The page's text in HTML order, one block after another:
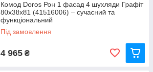
Комод Doros Рон 1 фасад 4 шухляди Графіт
80х38х81 (41516006) – сучасний та
функціональний
Під замовлення
4 965 ₴